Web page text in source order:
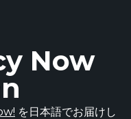
Now
を日本語でお届けし